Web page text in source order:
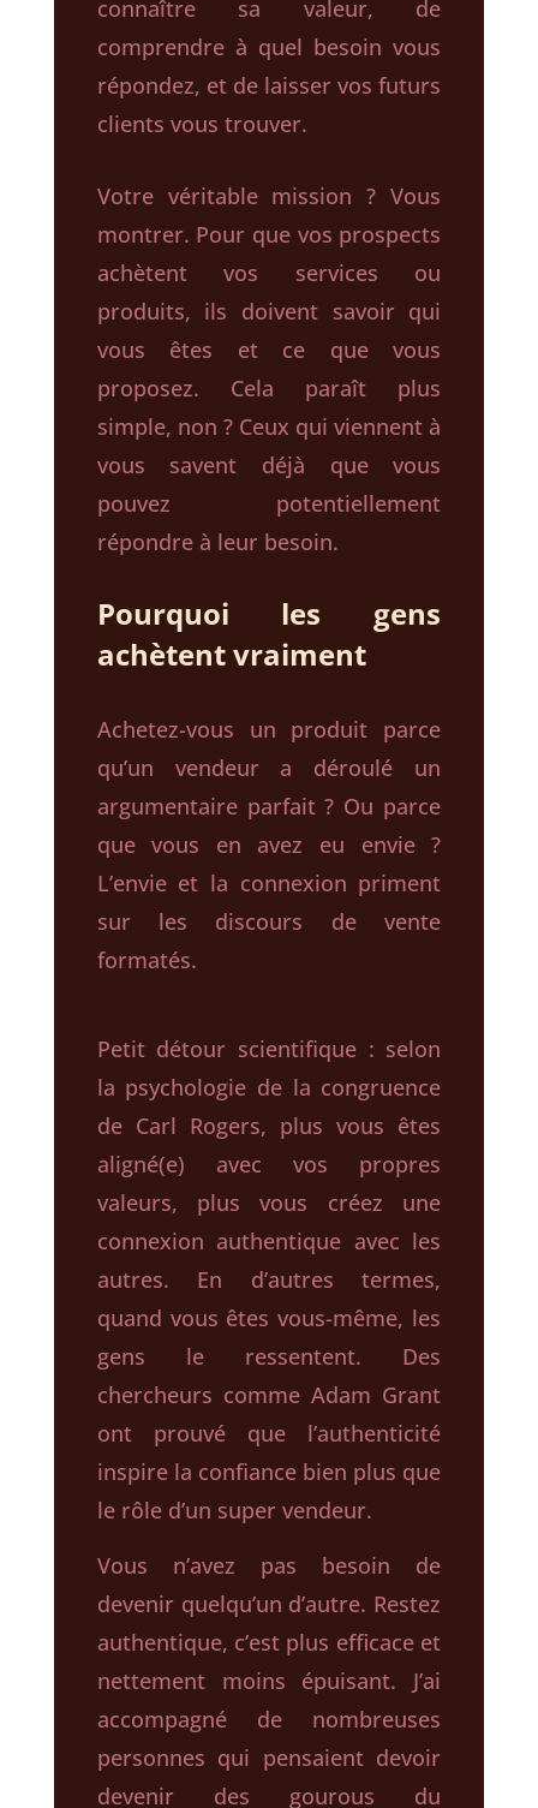
connaître sa valeur, de
comprendre à quel besoin vous
répondez, et de laisser vos futurs
clients vous trouver.
Votre véritable mission ? Vous
montrer. Pour que vos prospects
achètent vos services ou
produits, ils doivent savoir qui
vous êtes et ce que vous
proposez. Cela paraît plus
simple, non ? Ceux qui viennent à
vous savent déjà que vous
pouvez potentiellement
répondre à leur besoin.
Pourquoi les gens
achètent vraiment
Achetez-vous un produit parce
qu’un vendeur a déroulé un
argumentaire parfait ? Ou parce
que vous en avez eu envie ?
L’envie et la connexion priment
sur les discours de vente
formatés.
Petit détour scientifique : selon
la psychologie de la congruence
de Carl Rogers, plus vous êtes
aligné(e) avec vos propres
valeurs, plus vous créez une
connexion authentique avec les
autres. En d’autres termes,
quand vous êtes vous-même, les
gens le ressentent. Des
chercheurs comme Adam Grant
ont prouvé que l’authenticité
inspire la confiance bien plus que
le rôle d’un super vendeur.
Vous n’avez pas besoin de
devenir quelqu’un d’autre. Restez
authentique, c’est plus efficace et
nettement moins épuisant. J’ai
accompagné de nombreuses
personnes qui pensaient devoir
devenir des gourous du